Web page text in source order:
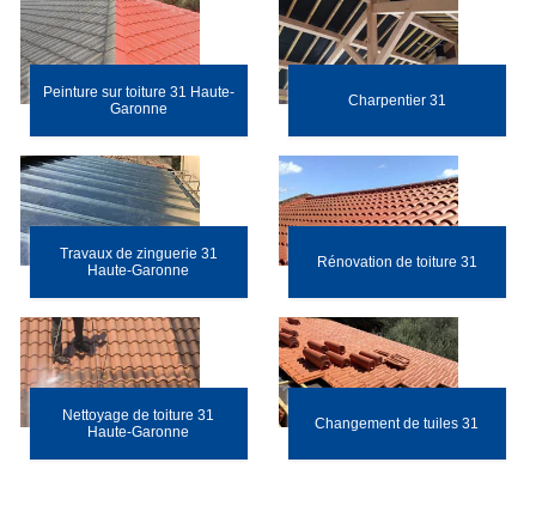
Peinture sur toiture 31 Haute-
Garonne
Charpentier 31
Travaux de zinguerie 31
Haute-Garonne
Rénovation de toiture 31
Nettoyage de toiture 31
Haute-Garonne
Changement de tuiles 31